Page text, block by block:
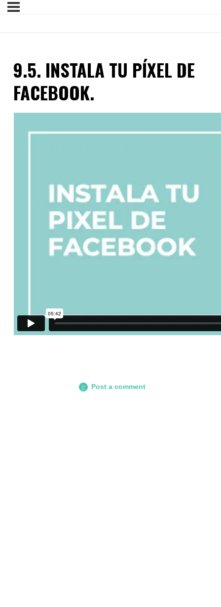
9.5. INSTALA TU PÍXEL DE
FACEBOOK.
Post a comment